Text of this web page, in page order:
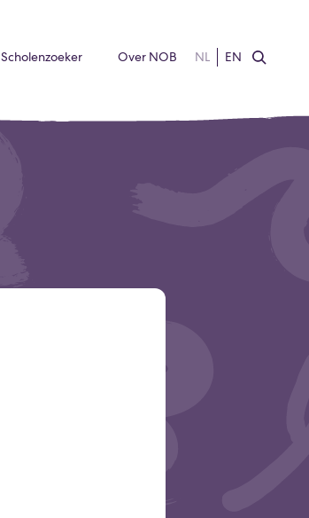
Scholenzoeker Over NOB NL EN